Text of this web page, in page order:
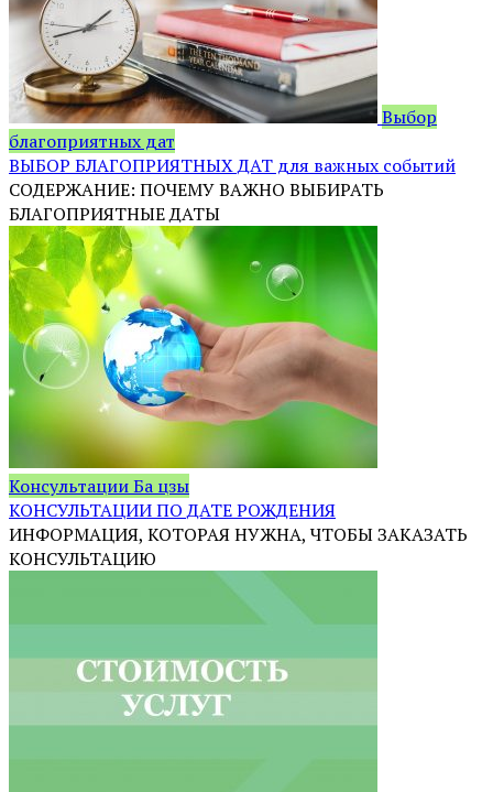
Выбор
благоприятных дат
ВЫБОР БЛАГОПРИЯТНЫХ ДАТ для важных событий
СОДЕРЖАНИЕ: ПОЧЕМУ ВАЖНО ВЫБИРАТЬ
БЛАГОПРИЯТНЫЕ ДАТЫ
Консультации Ба цзы
КОНСУЛЬТАЦИИ ПО ДАТЕ РОЖДЕНИЯ
ИНФОРМАЦИЯ, КОТОРАЯ НУЖНА, ЧТОБЫ ЗАКАЗАТЬ
КОНСУЛЬТАЦИЮ